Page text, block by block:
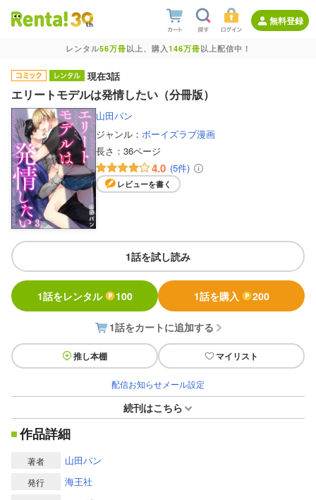
無料登録
レンタル56万冊以上、購入146万冊以上配信中！
現在3話
エリートモデルは発情したい（分冊版）
山田パン
ジャンル： ボーイズラブ漫画
長さ： 36ページ
4.0 (5件)
レビューを書く
1話を試し読み
1話をレンタル 100 1話を購入 200
1話をカートに追加する
推し本棚 マイリスト
配信お知らせメール設定
続刊はこちら
作品詳細
著者 山田パン
発行 海王社